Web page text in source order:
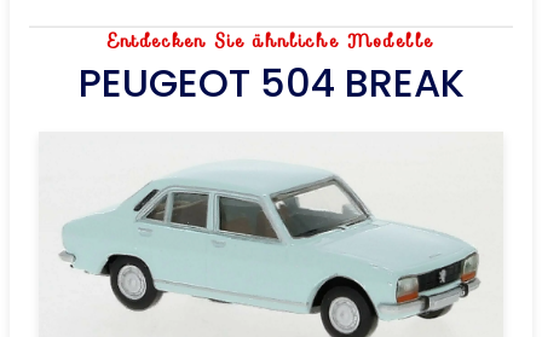
Entdecken Sie ähnliche Modelle
PEUGEOT 504 BREAK